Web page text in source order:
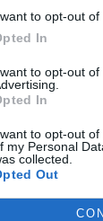
to opt-out of
In
to opt-out
In
to opt-out
my Personal
collected.
Out